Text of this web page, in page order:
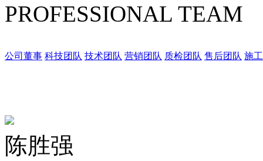
PROFESSIONAL TEAM
公司董事 科技团队 技术团队 营销团队 质检团队 售后团队 施
陈胜强